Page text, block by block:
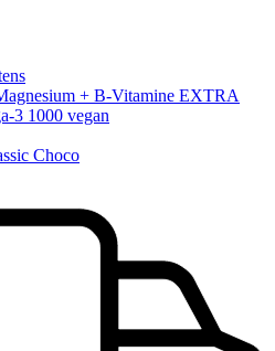
+ B-Vitamine EXTRA
3 1000 vegan
Choco